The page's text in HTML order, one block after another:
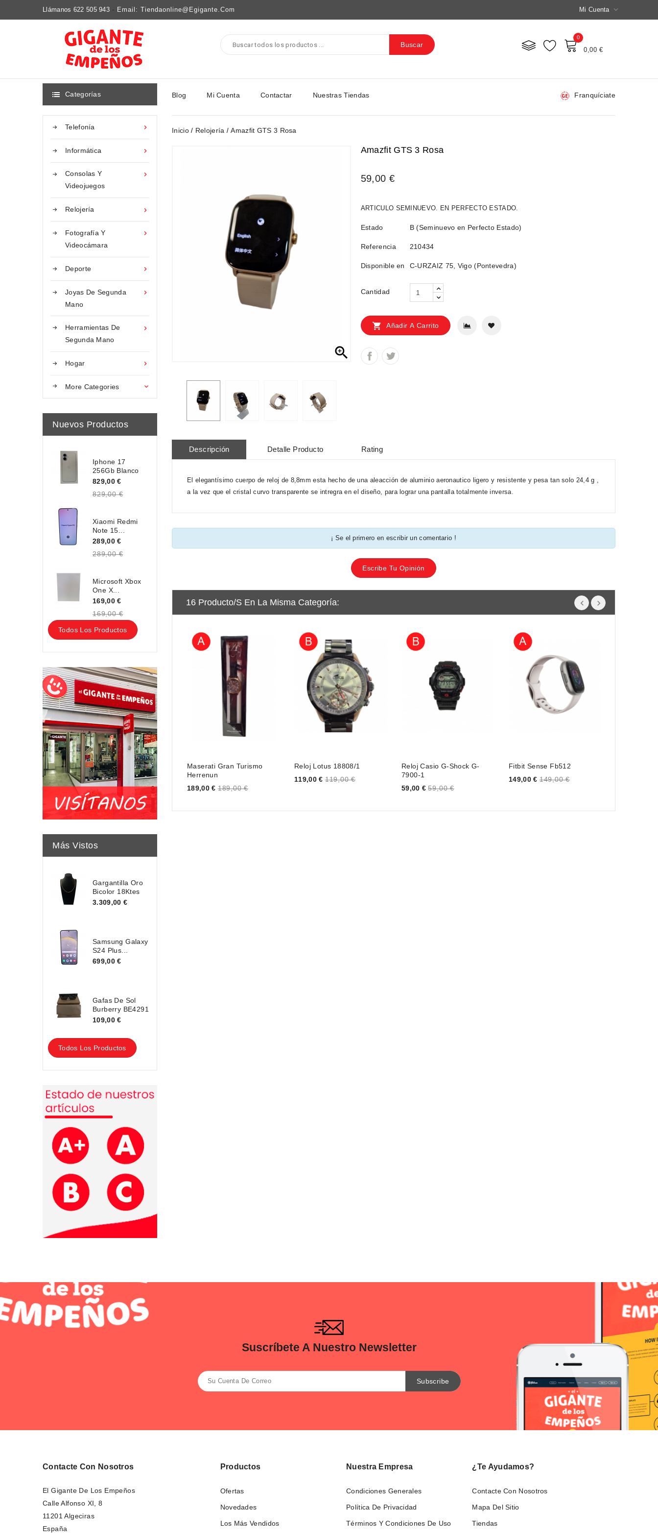
Llámanos 622 505 943 - Email: Tiendaonline@egigante.com Mi Cuenta 
0
0,00 €
Buscar
 Categorías

Telefonía

Informática

Consolas Y
Videojuegos

Relojería

Fotografía Y
Videocámara

Deporte

Joyas De Segunda
Mano

Herramientas De
Segunda Mano

Hogar
More Categories 
Nuevos Productos
Iphone 17
256Gb Blanco
829,00 €
829,00 €
Xiaomi Redmi
Note 15...
289,00 €
289,00 €
Microsoft Xbox
One X...
169,00 €
169,00 €
Todos Los Productos
Más Vistos
Gargantilla Oro
Bicolor 18Ktes
3.309,00 €
Samsung Galaxy
S24 Plus...
699,00 €
Gafas De Sol
Burberry BE4291
109,00 €
Todos Los Productos
Blog Mi Cuenta Contactar Nuestras Tiendas Franquíciate
Inicio Relojería Amazfit GTS 3 Rosa

Amazfit GTS 3 Rosa
59,00 €
ARTICULO SEMINUEVO. EN PERFECTO ESTADO.
Estado B (Seminuevo en Perfecto Estado)
Referencia 210434
Disponible en C-URZAIZ 75, Vigo (Pontevedra)
Cantidad
 Añadir A Carrito
Descripción Detalle Producto Rating
El elegantísimo cuerpo de reloj de 8,8mm esta hecho de una aleacción de aluminio aeronautico ligero y resistente y pesa tan solo 24,4 g ,
a la vez que el cristal curvo transparente se intregra en el diseño, para lograr una pantalla totalmente inversa.
¡ Se el primero en escribir un comentario !
Escribe Tu Opinión
16 Producto/s En La Misma Categoría:
Maserati Gran Turismo
Herrenun
Price
189,00 € 189,00 €
Reloj Lotus 18808/1
Price
119,00 € 119,00 €
Reloj Casio G-Shock G-
7900-1
Price
59,00 € 59,00 €
Fitbit Sense Fb512
Price
149,00 € 149,00 €
Suscríbete A Nuestro Newsletter
Contacte Con Nosotros
El Gigante De Los Empeños
Calle Alfonso XI, 8
11201 Algeciras
España
Productos
Ofertas
Novedades
Los Más Vendidos
Nuestra Empresa
Condiciones Generales
Política De Privacidad
Términos Y Condiciones De Uso
¿Te Ayudamos?
Contacte Con Nosotros
Mapa Del Sitio
Tiendas